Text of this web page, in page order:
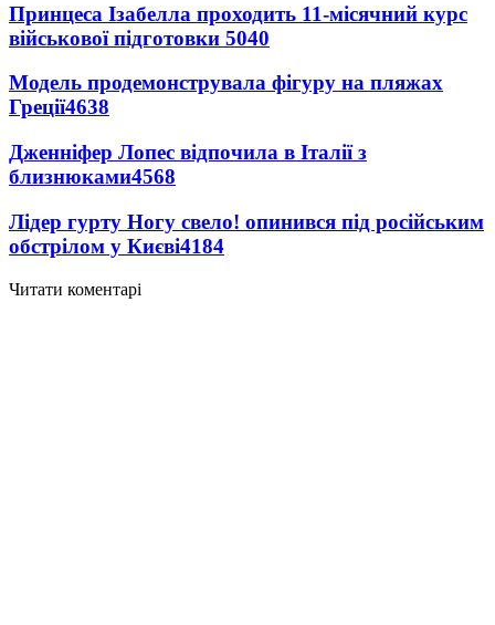
Принцеса Ізабелла проходить 11-місячний курс
військової підготовки 5040
Модель продемонструвала фігуру на пляжах
Греції4638
Дженніфер Лопес відпочила в Італії з
близнюками4568
Лідер гурту Ногу свело! опинився під російським
обстрілом у Києві4184
Читати коментарі